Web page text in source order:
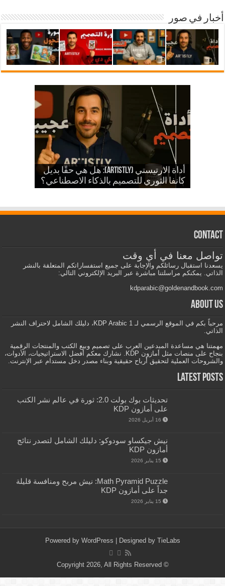
أخبار في صور
أداة الارتيستي (Artistly): هل هي حقًا بديل
كانفا الثوري للتصميم بالذكاء الاصطناعي؟
الذكاء الاصطناعي في الكي دي بي
شرح أداة ارتيستلي 4: دليلك الشامل
للذكاء الاصطناعي في تصميمات KDP
والمزيد
Contact
تواصل معنا في أي وقت
يسعدنا استقبال رسائلكم والإجابة على جميع استفساراتكم المتعلقة بالنشر
الذاتي. يمكنكم مراسلتنا مباشرة عبر البريد الإلكتروني التالي:
kdparabic@goldenandbook.com
About us
مرحباً بكم في الموقع الرسمي لـ KDP Arabic 1، دليلك الشامل لاحتراف النشر
الذاتي.
مهمتنا هي مساعدة المبدعين العرب على تصميم وبيع الكتب والمنتجات الرقمية
بنجاح على منصات مثل أمازون KDP. نشارك معكم أفضل الاستراتيجيات، الأدوات،
والشروحات العملية لتحقيق أرباح حقيقية وبناء مصدر دخل مستدام عبر الإنترنت.
Latest Posts
تحديثات بوك بولت 2.0: ثورة في عالم نشر الكتب
على أمازون KDP
16 أبريل 2026
نيش جيكساو سودوكو: دليلك الشامل لتصدر نتائج
أمازون KDP
15 يناير 2026
Math Pyramid Puzzle: نيش مربح ومنافسة قليلة
جداً على أمازون KDP
15 يناير 2026
Powered by WordPress | Designed by TieLabs
© Copyright 2026, All Rights Reserved